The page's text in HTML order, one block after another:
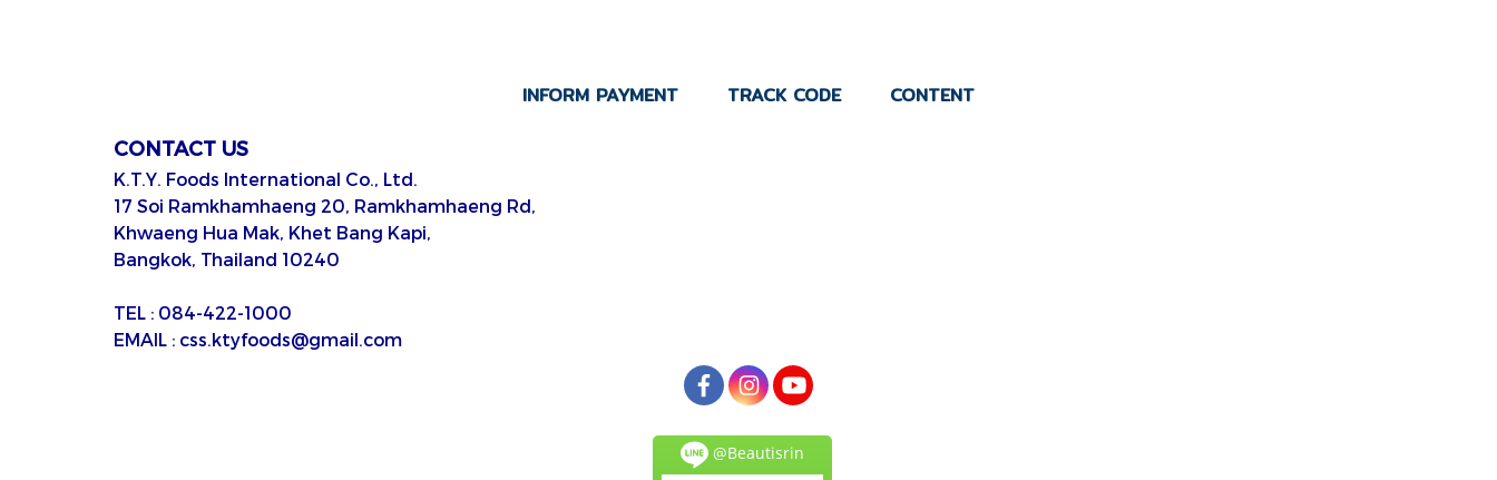
INFORM PAYMENT TRACK CODE CONTENT
CONTACT US
K.T.Y. Foods International Co., Ltd.
17 Soi Ramkhamhaeng 20, Ramkhamhaeng Rd,
Khwaeng Hua Mak, Khet Bang Kapi,
Bangkok, Thailand 10240
TEL : 084-422-1000
EMAIL : css.ktyfoods@gmail.com
@Beautisrin